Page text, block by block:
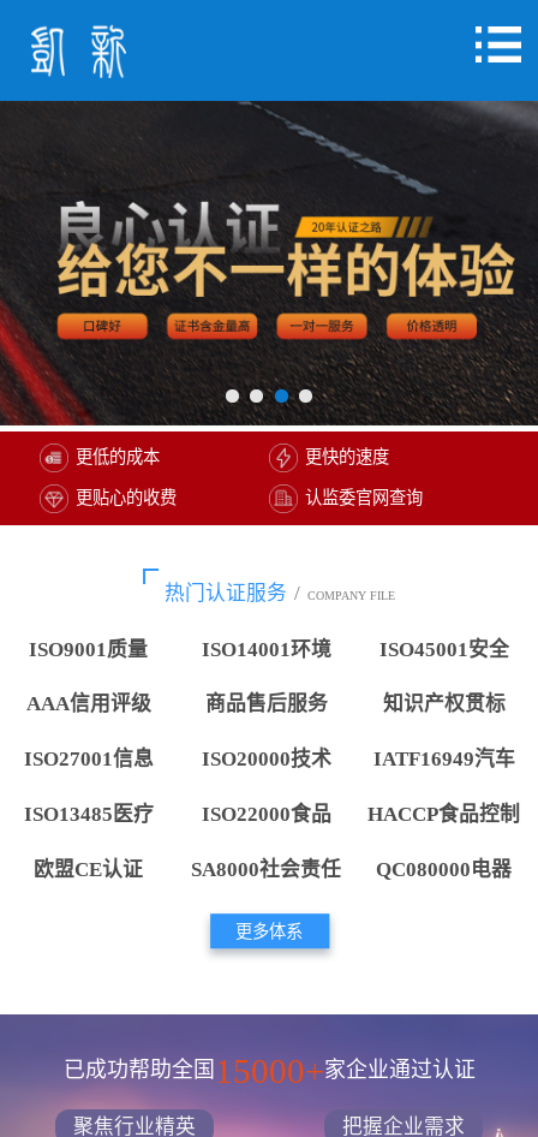
更低的成本 更快的速度
更贴心的收费 认监委官网查询
热门认证服务 / COMPANY FILE
ISO9001质量 ISO14001环境 ISO45001安全
AAA信用评级 商品售后服务 知识产权贯标
ISO27001信息 ISO20000技术 IATF16949汽车
ISO13485医疗 ISO22000食品 HACCP食品控制
欧盟CE认证 SA8000社会责任 QC080000电器
更多体系
已成功帮助全国 15000+家企业通过认证
聚焦行业精英 把握企业需求